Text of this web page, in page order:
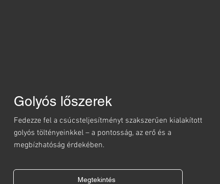
Golyós lőszerek
Fedezze fel a csúcsteljesítményt szakszerűen kialakított
golyós töltényeinkkel – a pontosság, az erő és a
megbízhatóság érdekében.
Megtekintés